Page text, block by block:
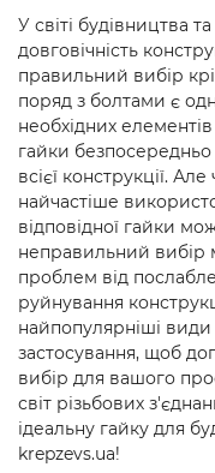
У світі будівництва
довговічність
правильний вибір
поряд з болтами є
необхідних
гайки безпосередньо
всієї конструкції.
найчастіше
відповідної гайки
неправильний вибір
проблем від
руйнування
найпопулярніші види
застосування, щоб
вибір для вашого
світ різьбових
ідеальну гайку для
krepzevs.ua!